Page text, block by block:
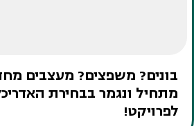
בונים? משפצים? מעצבים
מתחיל ונגמר בבחירת
לפרויקט!